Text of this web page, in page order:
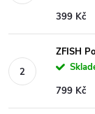
399 Kč
ZFISH
799 Kč